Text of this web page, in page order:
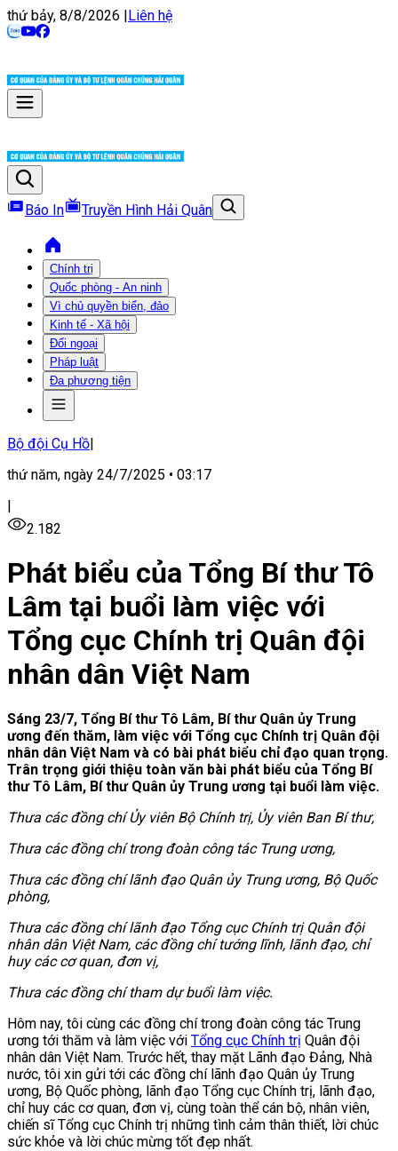
thứ bảy, 8/8/2026 |Liên hệ
Báo In Truyền Hình Hải Quân
Chính trị
Quốc phòng - An ninh
Vì chủ quyền biển, đảo
Kinh tế - Xã hội
Đối ngoại
Pháp luật
Đa phương tiện
Bộ đội Cụ Hồ|
thứ năm, ngày 24/7/2025 • 03:17
|
2.182
Phát biểu của Tổng Bí thư Tô
Lâm tại buổi làm việc với
Tổng cục Chính trị Quân đội
nhân dân Việt Nam
Sáng 23/7, Tổng Bí thư Tô Lâm, Bí thư Quân ủy Trung
ương đến thăm, làm việc với Tổng cục Chính trị Quân đội
nhân dân Việt Nam và có bài phát biểu chỉ đạo quan trọng.
Trân trọng giới thiệu toàn văn bài phát biểu của Tổng Bí
thư Tô Lâm, Bí thư Quân ủy Trung ương tại buổi làm việc.
Thưa các đồng chí Ủy viên Bộ Chính trị, Ủy viên Ban Bí thư,
Thưa các đồng chí trong đoàn công tác Trung ương,
Thưa các đồng chí lãnh đạo Quân ủy Trung ương, Bộ Quốc
phòng,
Thưa các đồng chí lãnh đạo Tổng cục Chính trị Quân đội
nhân dân Việt Nam, các đồng chí tướng lĩnh, lãnh đạo, chỉ
huy các cơ quan, đơn vị,
Thưa các đồng chí tham dự buổi làm việc.
Hôm nay, tôi cùng các đồng chí trong đoàn công tác Trung
ương tới thăm và làm việc với Tổng cục Chính trị Quân đội
nhân dân Việt Nam. Trước hết, thay mặt Lãnh đạo Đảng, Nhà
nước, tôi xin gửi tới các đồng chí lãnh đạo Quân ủy Trung
ương, Bộ Quốc phòng, lãnh đạo Tổng cục Chính trị, lãnh đạo,
chỉ huy các cơ quan, đơn vị, cùng toàn thể cán bộ, nhân viên,
chiến sĩ Tổng cục Chính trị những tình cảm thân thiết, lời chúc
sức khỏe và lời chúc mừng tốt đẹp nhất.